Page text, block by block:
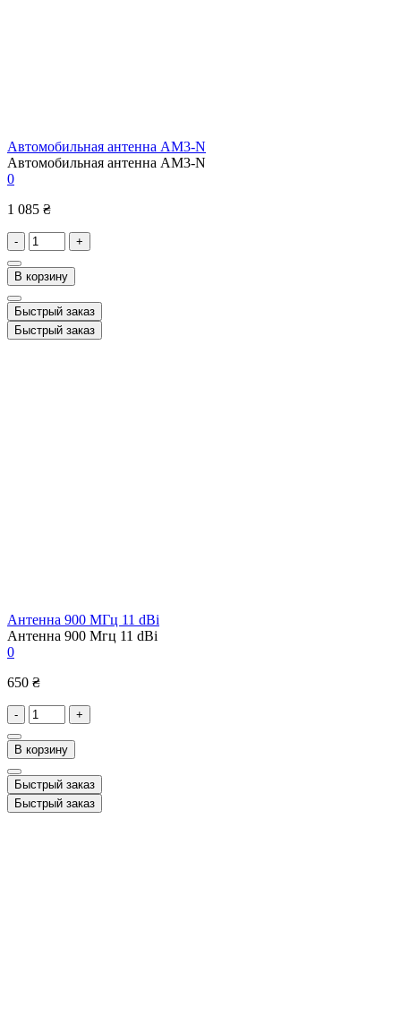
Автомобильная антенна AM3-N
Автомобильная антенна AM3-N
0
1 085 ₴
- +
В корзину
Быстрый заказ
Быстрый заказ
Антенна 900 МГц 11 dBi
Антенна 900 Мгц 11 dBi
0
650 ₴
- +
В корзину
Быстрый заказ
Быстрый заказ